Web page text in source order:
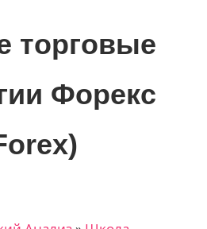
торговые
Форекс